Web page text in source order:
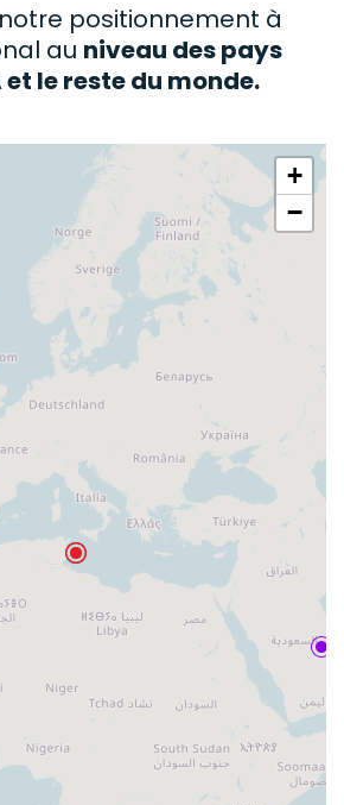
positionnement à
au niveau des pays
et le reste du monde.
+
−